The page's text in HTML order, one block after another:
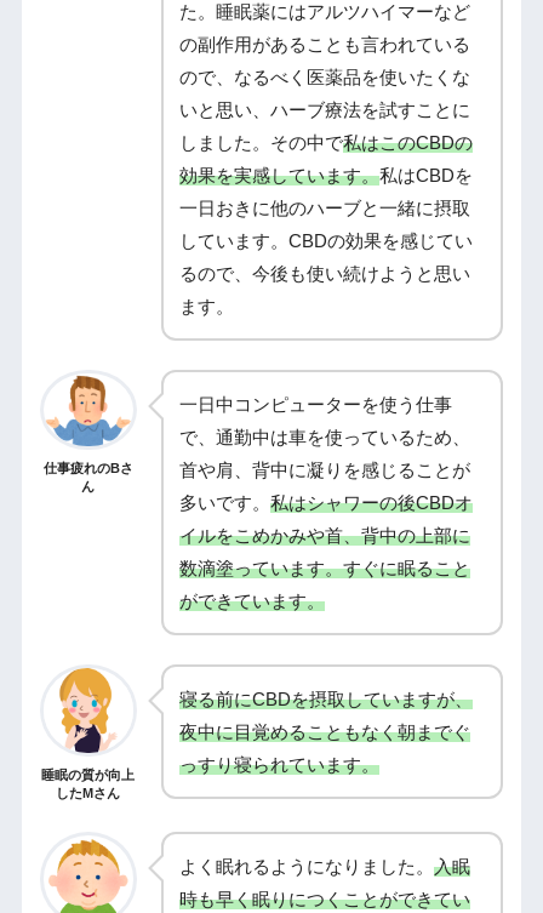
た。睡眠薬にはアルツハイマーなど
の副作用があることも言われている
ので、なるべく医薬品を使いたくな
いと思い、ハーブ療法を試すことに
しました。その中で私はこのCBDの
効果を実感しています。私はCBDを
一日おきに他のハーブと一緒に摂取
しています。CBDの効果を感じてい
るので、今後も使い続けようと思い
ます。
仕事疲れのBさ
ん
一日中コンピューターを使う仕事
で、通勤中は車を使っているため、
首や肩、背中に凝りを感じることが
多いです。 私はシャワーの後CBDオ
イルをこめかみや首、背中の上部に
数滴塗っています。すぐに眠ること
ができています。
睡眠の質が向上
したMさん
寝る前にCBDを摂取していますが、
夜中に目覚めることもなく朝までぐ
っすり寝られています。
よく眠れるようになりました。 入眠
時も早く眠りにつくことができてい